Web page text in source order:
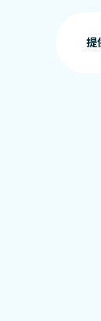
提